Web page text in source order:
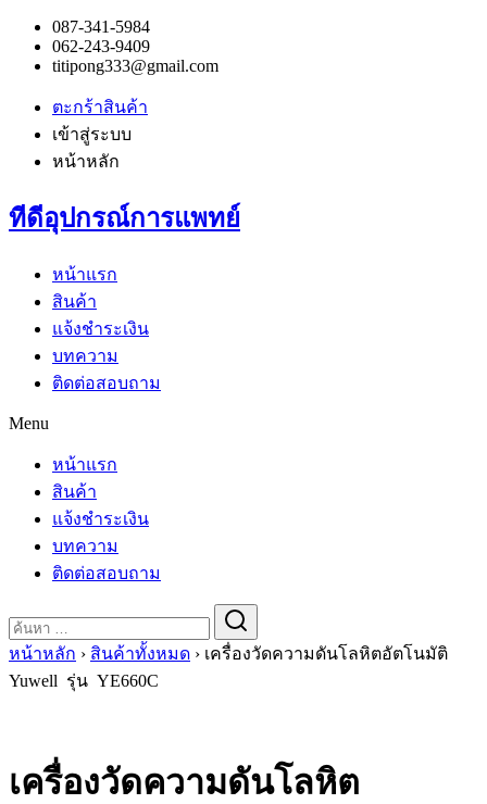
087-341-5984
062-243-9409
titipong333@gmail.com
ตะกร้าสินค้า
เข้าสู่ระบบ
หน้าหลัก
ทีดีอุปกรณ์การแพทย์
หน้าแรก
สินค้า
แจ้งชำระเงิน
บทความ
ติดต่อสอบถาม
Menu
หน้าแรก
สินค้า
แจ้งชำระเงิน
บทความ
ติดต่อสอบถาม
for:
หน้าหลัก › สินค้าทั้งหมด › เครื่องวัดความดันโลหิตอัตโนมัติ
Yuwell รุ่น YE660C
เครื่องวัดความดันโลหิต